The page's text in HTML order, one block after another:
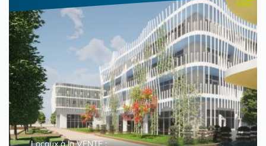
Locaux à la VENTE :